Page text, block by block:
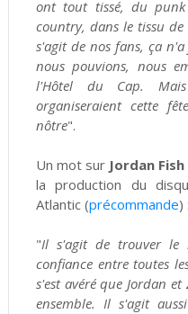
ont tout tissé, du
country, dans le tissu
s'agit de nos fans, ça
nous pouvions, nous
l'Hôtel du Cap.
organiseraient cette
nôtre".
Un mot sur Jordan Fish
la production du
Atlantic (précommande) :
"Il s'agit de trouver le
confiance entre toutes
s'est avéré que Jordan
ensemble. Il s'agit